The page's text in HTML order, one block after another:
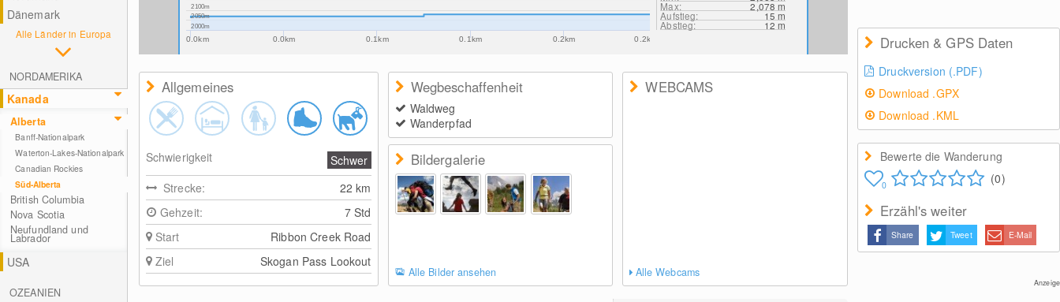
Dänemark
Alle Länder in Europa
NORDAMERIKA
Kanada
Alberta
Banff-Nationalpark
Waterton-Lakes-Nationalpark
Canadian Rockies
Süd-Alberta
British Columbia
Nova Scotia
Neufundland und
Labrador
USA
OZEANIEN
0.0km 0.0km 0.1km 0.1km 0.2km 0.2km
2000m
2050m
2100m Max: 2,078m
Aufstieg: 15m
Abstieg: 12m
Drucken & GPS Daten
Druckversion (.PDF)
Download .GPX
Download .KML
Bewerte die Wanderung
0 (0)
Erzähl's weiter
Share Tweet E-Mail
Anzeige
Allgemeines
Schwierigkeit
Schwer
Strecke:
22km
Gehzeit:
7 Std
Start
Ribbon Creek Road
Ziel
Skogan Pass Lookout
Wegbeschaffenheit
Waldweg
Wanderpfad
Bildergalerie
Alle Bilder ansehen
WEBCAMS
Alle Webcams